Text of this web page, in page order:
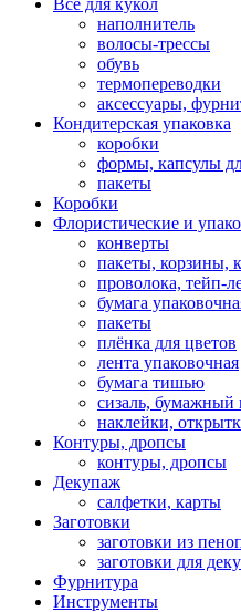
Всё для кукол
наполнитель
волосы-трессы
обувь
термопереводки
аксессуары,
Кондитерская упаковка
коробки
формы, капсулы
пакеты
Коробки
Флористические и
конверты
пакеты, корзины,
проволока, тейп-
бумага
пакеты
плёнка для цветов
лента упаковочная
бумага тишью
сизаль, бумажный
наклейки,
Контуры, дропсы
контуры, дропсы
Декупаж
салфетки, карты
Заготовки
заготовки из
заготовки для
Фурнитура
Инструменты